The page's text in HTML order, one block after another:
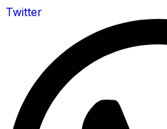
Twitter